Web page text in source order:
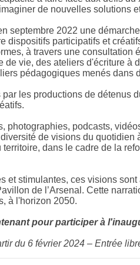
de nouvelles solutions
septembre 2022 une
dispositifs participatifs et
à travers une consultation
de vie, des ateliers d'écriture à
pédagogiques menés dans
les productions de détenus
photographies, podcasts,
de visions du quotidien
dans le cadre de la
et stimulantes, ces visions
de l’Arsenal. Cette
à l'horizon 2050.
pour participer à
du 6 février 2024 – Entrée